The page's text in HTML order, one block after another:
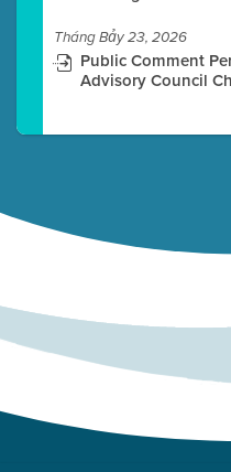
Tháng Bảy 23, 2026
Public Comment
Advisory Council